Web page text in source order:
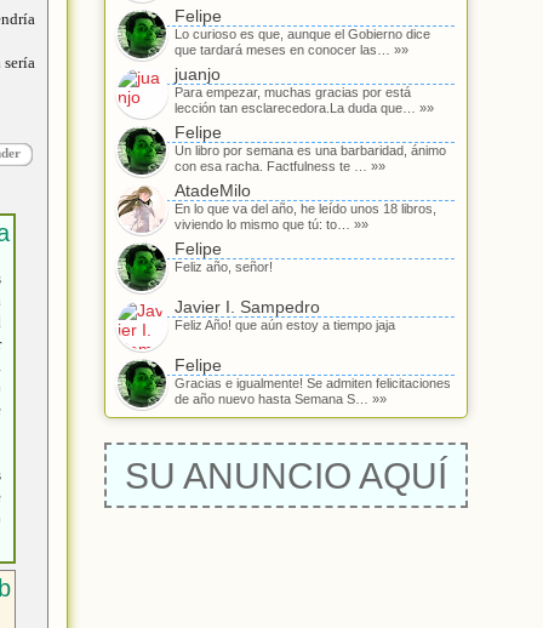
Felipe
Lo curioso es que, aunque el Gobierno dice
que tardará meses en conocer las… »»
juanjo
Para empezar, muchas gracias por está
lección tan esclarecedora.La duda que… »»
Felipe
Un libro por semana es una barbaridad, ánimo
con esa racha. Factfulness te … »»
AtadeMilo
En lo que va del año, he leído unos 18 libros,
viviendo lo mismo que tú: to… »»
Felipe
Feliz año, señor!
Javier I. Sampedro
Feliz Año! que aún estoy a tiempo jaja
Felipe
Gracias e igualmente! Se admiten felicitaciones
de año nuevo hasta Semana S… »»
SU ANUNCIO AQUÍ